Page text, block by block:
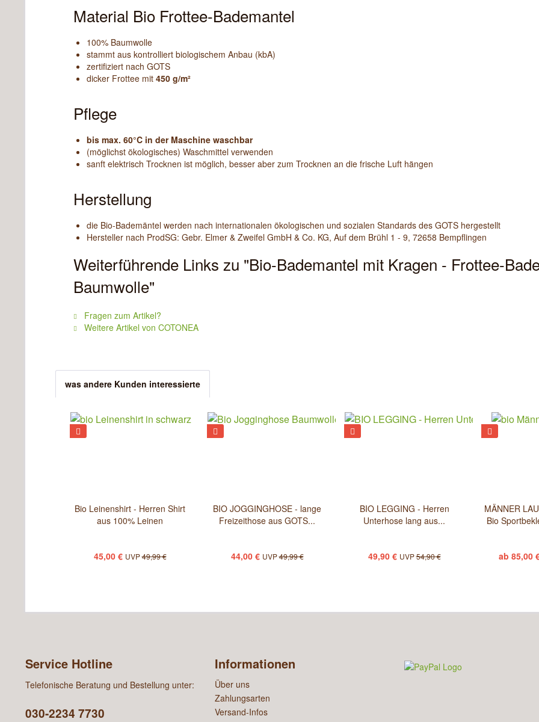
Material Bio Frottee-Bademantel
100% Baumwolle
stammt aus kontrolliert biologischem Anbau (kbA)
zertifiziert nach GOTS
dicker Frottee mit 450 g/m²
Pflege
bis max. 60°C in der Maschine waschbar
(möglichst ökologisches) Waschmittel verwenden
sanft elektrisch Trocknen ist möglich, besser aber zum Trocknen an die frische Luft hängen
Herstellung
die Bio-Bademäntel werden nach internationalen ökologischen und sozialen Standards des GOTS hergestellt
Hersteller nach ProdSG: Gebr. Elmer & Zweifel GmbH & Co. KG, Auf dem Brühl 1 - 9, 72658 Bempflingen
Weiterführende Links zu "Bio-Bademantel mit Kragen - Frottee-
Baumwolle"
Fragen zum Artikel?
Weitere Artikel von COTONEA
was andere Kunden interessierte
Bio Leinenshirt - Herren Shirt
aus 100% Leinen
45,00 € UVP49,99 €
BIO JOGGINGHOSE - lange
Freizeithose aus GOTS...
44,00 € UVP49,99 €
BIO LEGGING - Herren
Unterhose lang aus...
49,90 € UVP54,90 €
MÄNNER
Bio
ab 85,00
Service Hotline
Telefonische Beratung und Bestellung unter:
030-2234 7730
Informationen
Über uns
Zahlungsarten
Versand-Infos